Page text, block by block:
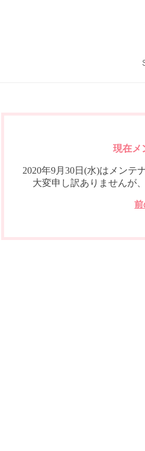
現在メ
2020年9月30日(水)はメンテ
大変申し訳ありませんが
前